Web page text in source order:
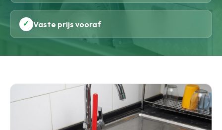
✓ Vaste prijs vooraf